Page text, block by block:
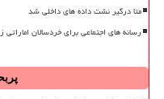
متا درگیر نشت داده های داخلی شد
رسانه های اجتماعی برای خردسالان اماراتی زیر 15 سال ممنوع